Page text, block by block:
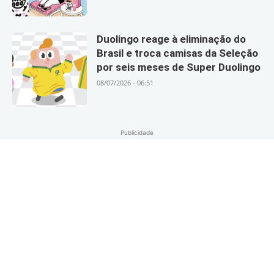
Duolingo reage à eliminação do
Brasil e troca camisas da Seleção
por seis meses de Super Duolingo
08/07/2026 - 06:51
Publicidade